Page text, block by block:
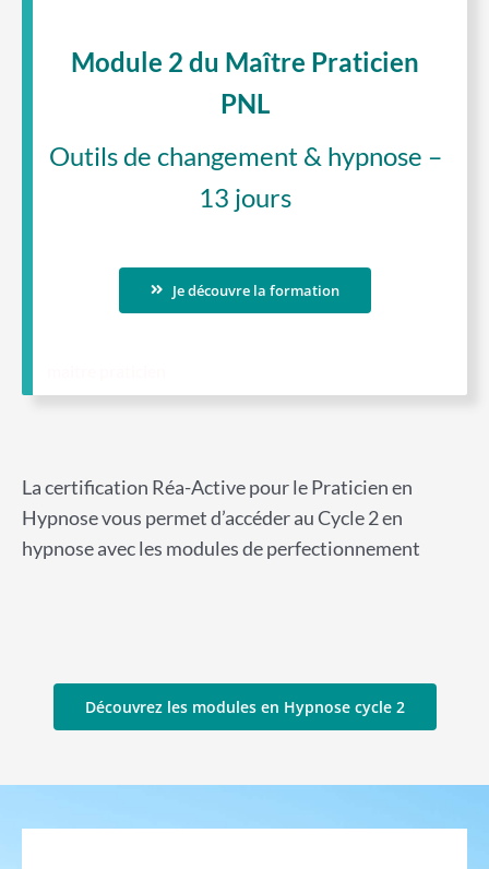
Module 2 du Maître Praticien
PNL
Outils de changement & hypnose –
13 jours
Je découvre la formation
La certification Réa-Active pour le Praticien en
Hypnose vous permet d’accéder au Cycle 2 en
hypnose avec les modules de perfectionnement
Découvrez les modules en Hypnose cycle 2